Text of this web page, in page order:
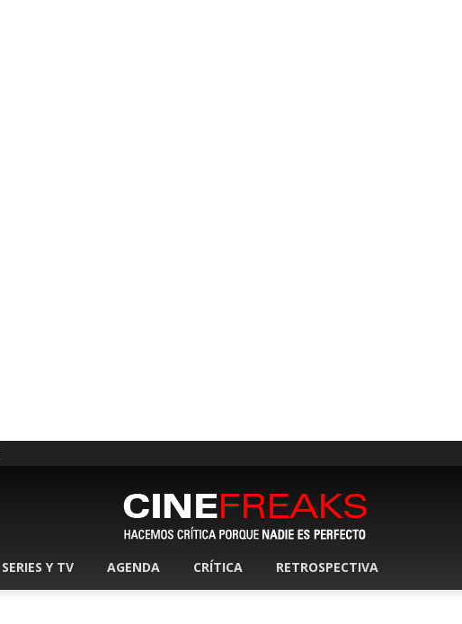
SERIES Y TV AGENDA CRÍTICA RETROSPECTIVA